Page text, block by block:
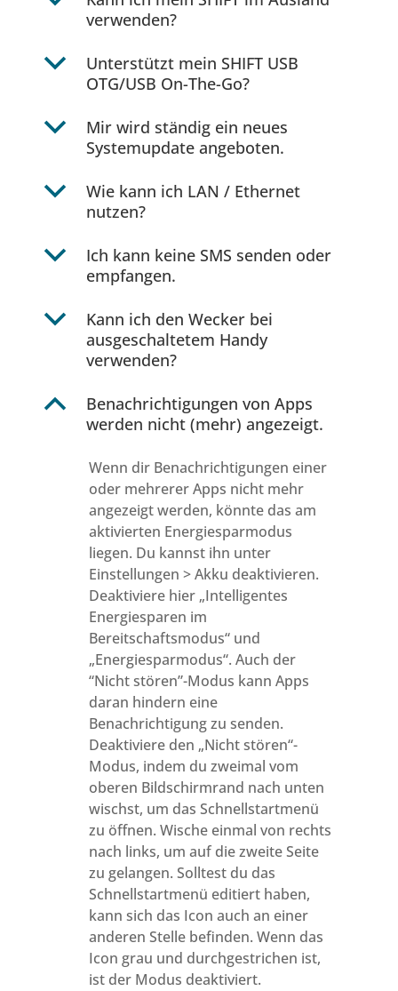
verwenden?
b
Unterstützt mein SHIFT USB
OTG/USB On-The-Go?
b
Mir wird ständig ein neues
Systemupdate angeboten.
b
Wie kann ich LAN / Ethernet
nutzen?
b
Ich kann keine SMS senden oder
empfangen.
b
Kann ich den Wecker bei
ausgeschaltetem Handy
verwenden?
B
Benachrichtigungen von Apps
werden nicht (mehr) angezeigt.
Wenn dir Benachrichtigungen einer
oder mehrerer Apps nicht mehr
angezeigt werden, könnte das am
aktivierten Energiesparmodus
liegen. Du kannst ihn unter
Einstellungen > Akku deaktivieren.
Deaktiviere hier „Intelligentes
Energiesparen im
Bereitschaftsmodus“ und
„Energiesparmodus“. Auch der
“Nicht stören”-Modus kann Apps
daran hindern eine
Benachrichtigung zu senden.
Deaktiviere den „Nicht stören“-
Modus, indem du zweimal vom
oberen Bildschirmrand nach unten
wischst, um das Schnellstartmenü
zu öffnen. Wische einmal von rechts
nach links, um auf die zweite Seite
zu gelangen. Solltest du das
Schnellstartmenü editiert haben,
kann sich das Icon auch an einer
anderen Stelle befinden. Wenn das
Icon grau und durchgestrichen ist,
ist der Modus deaktiviert.